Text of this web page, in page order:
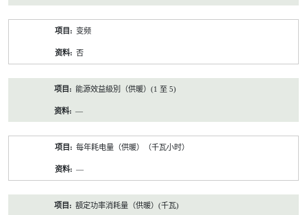
变频
否
能源效益級別（供暖）(1 至 5)
—
每年耗电量（供暖）（千瓦小时）
—
額定功率消耗量（供暖）(千瓦)